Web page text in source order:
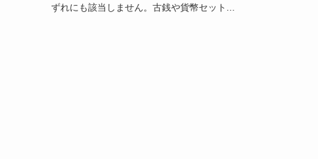
ずれにも該当しません。古銭や貨幣セット...